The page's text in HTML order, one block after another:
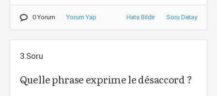
0 Yorum Yorum Yap Hata Bildir Soru Detay
3.Soru
Quelle phrase exprime le désaccord ?